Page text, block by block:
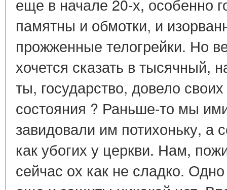
еще в начале 20-х, особенно
памятны и обмотки, и
прожженные телогрейки. Но
хочется сказать в тысячный,
ты, государство, довело
состояния ? Раньше-то мы
завидовали им потихоньку, а
как убогих у церкви. Нам,
сейчас ох как не сладко.